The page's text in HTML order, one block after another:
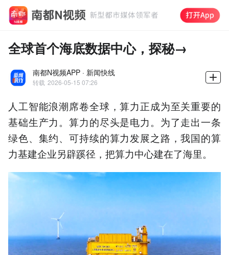
全球首个海底数据中心，探秘→
南都N视频APP · 新闻快线
转载 2026-05-15 07:26
人工智能浪潮席卷全球，算力正成为至关重要的
基础生产力。算力的尽头是电力。为了走出一条
绿色、集约、可持续的算力发展之路，我国的算
力基建企业另辟蹊径，把算力中心建在了海里。